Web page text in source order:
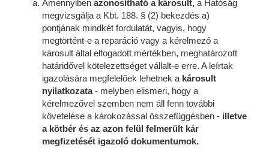
Amennyiben azonosítható a károsult, a Hatóság
megvizsgálja a Kbt. 188. § (2) bekezdés a)
pontjának mindkét fordulatát, vagyis, hogy
megtörtént-e a reparáció vagy a kérelmező a
károsult által elfogadott mértékben, meghatározott
határidővel kötelezettséget vállalt-e erre. A leírtak
igazolására megfelelőek lehetnek a károsult
nyilatkozata- melyben elismeri, hogy a
kérelmezővel szemben nem áll fenn további
követelése a károkozással összefüggésben - illetve
a kötbér és az azon felül felmerült kár
megfizetését igazoló dokumentumok.